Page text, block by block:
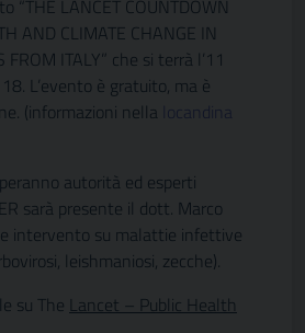
“THE LANCET COUNTDOWN
AND CLIMATE CHANGE IN
FROM ITALY” che si terrà l’11
L’evento è gratuito, ma è
(informazioni nella locandina
autorità ed esperti
sarà presente il dott. Marco
intervento su malattie infettive
leishmaniosi, zecche).
su The Lancet – Public Health